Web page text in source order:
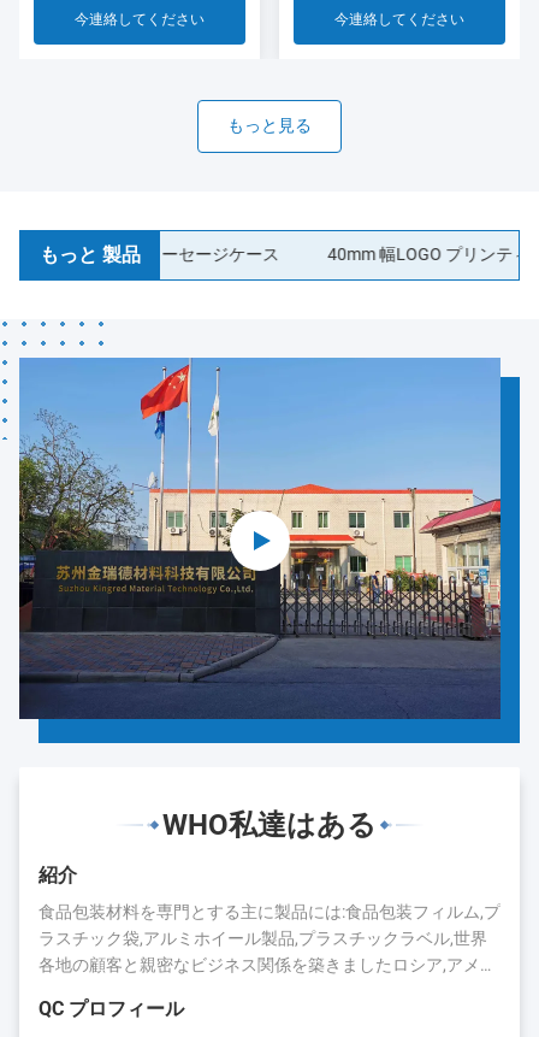
今連絡してください 今連絡してください
もっと見る
もっと 製品
コラーゲンソーセージケース 40mm 幅LOGO プリンティング
WHO私達はある
紹介
食品包装材料を専門とする主に製品には:食品包装フィルム,プ
ラスチック袋,アルミホイール製品,プラスチックラベル,世界
各地の顧客と親密なビジネス関係を築きましたロシア,アメリ
長年の蓄積により,キングレッドは評判と業界での存在を得ま
QC プロフィール